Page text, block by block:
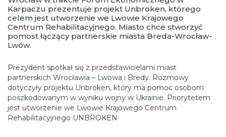
Karpaczu prezentuje projekt Unbroken, którego
celem jest utworzenie we Lwowie Krajowego
Centrum Rehabilitacyjnego. Miasto chce stworzyć
pomost łączący partnerskie miasta Breda-Wrocław-
Lwów.
Prezydent spotkał się z przedstawicielami miast
partnerskich Wrocławia – Lwowa i Bredy. Rozmowy
dotyczyły projektu Unbroken, który ma pomoc osobom
poszkodowanym w wyniku wojny w Ukrainie. Priorytetem
jest utworzenie we Lwowie Krajowego Centrum
Rehabilitacyjnego UNBROKEN